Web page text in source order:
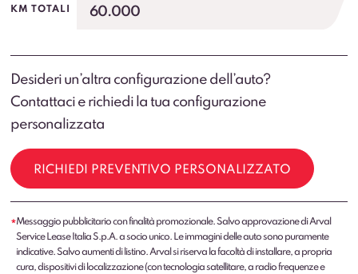
KM TOTALI 60.000
Desideri un’altra configurazione dell’auto?
Contattaci e richiedi la tua configurazione
personalizzata
RICHIEDI PREVENTIVO PERSONALIZZATO
*Messaggio pubblicitario con finalità promozionale. Salvo approvazione di Arval
Service Lease Italia S.p.A. a socio unico. Le immagini delle auto sono puramente
indicative. Salvo aumenti di listino. Arval si riserva la facoltà di installare, a propria
cura, dispositivi di localizzazione (con tecnologia satellitare, a radio frequenze e